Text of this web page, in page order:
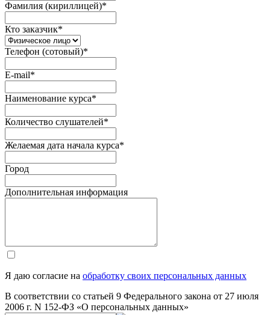
Фамилия (кириллицей)*
Кто заказчик*
Телефон (сотовый)*
E-mail*
Наименование курса*
Количество слушателей*
Желаемая дата начала курса*
Город
Дополнительная информация
Я даю согласие на обработку своих персональных данных
В соответствии со статьей 9 Федерального закона от 27 июля
2006 г. N 152-ФЗ «О персональных данных»